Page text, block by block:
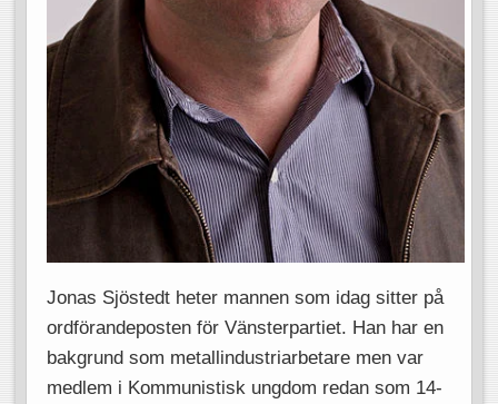
Jonas Sjöstedt heter mannen som idag sitter på
ordförandeposten för Vänsterpartiet. Han har en
bakgrund som metallindustriarbetare men var
medlem i Kommunistisk ungdom redan som 14-